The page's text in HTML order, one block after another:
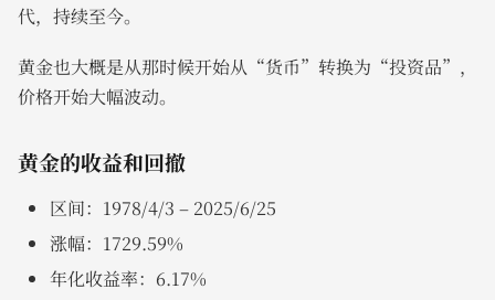
代，持续至今。
黄金也大概是从那时候开始从“货币”转换为“投资品”，
价格开始大幅波动。
黄金的收益和回撤
区间：1978/4/3 – 2025/6/25
涨幅：1729.59%
年化收益率：6.17%